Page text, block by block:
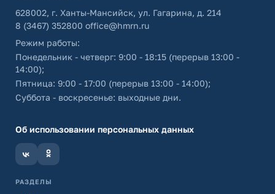
628002, г. Ханты-Мансийск, ул. Гагарина, д. 214
8 (3467) 352800 office@hmrn.ru
Режим работы:
Понедельник - четверг: 9:00 - 18:15 (перерыв 13:00 -
14:00);
Пятница: 9:00 - 17:00 (перерыв 13:00 - 14:00);
Суббота - воскресенье: выходные дни.
Об использовании персональных данных
РАЗДЕЛЫ